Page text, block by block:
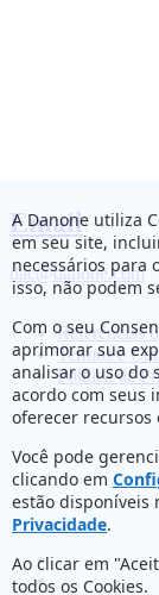
Email
dac@danone.com
Referências
Termos e
Política de
A Danone utiliza
em seu site,
necessários para
isso, não podem
Com o seu
aprimorar sua
analisar o uso do
acordo com seus
oferecer recursos
Você pode
clicando em
estão disponíveis
Privacidade.
Ao clicar em
todos os Cookies.